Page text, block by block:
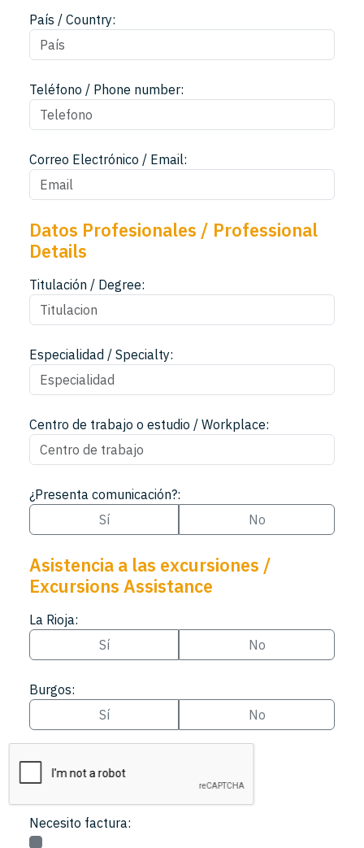
País / Country:
Teléfono / Phone number:
Correo Electrónico / Email:
Datos Profesionales / Professional
Details
Titulación / Degree:
Especialidad / Specialty:
Centro de trabajo o estudio / Workplace:
¿Presenta comunicación?:
Sí
No
Asistencia a las excursiones /
Excursions Assistance
La Rioja:
Sí
No
Burgos:
Sí
No
Necesito factura: